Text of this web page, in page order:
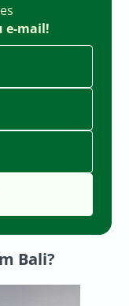
e-mail!
Bali?